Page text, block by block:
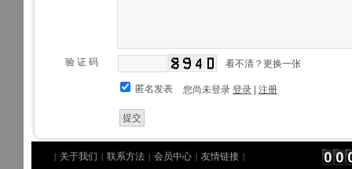
验 证 码 看不清？更换一张
匿名发表 您尚未登录 登录 注册
| 关于我们 | 联系方法 | 会员中心 | 友情链接 |